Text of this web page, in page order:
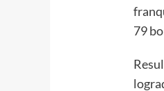
79